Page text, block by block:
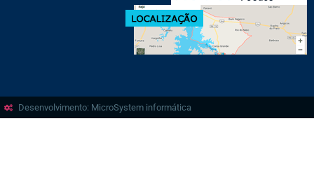
Desenvolvimento: MicroSystem informática